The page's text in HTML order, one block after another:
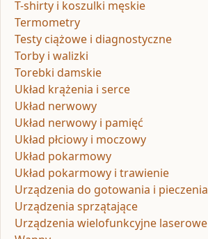
T-shirty i koszulki męskie
Termometry
Testy ciążowe i diagnostyczne
Torby i walizki
Torebki damskie
Układ krążenia i serce
Układ nerwowy
Układ nerwowy i pamięć
Układ płciowy i moczowy
Układ pokarmowy
Układ pokarmowy i trawienie
Urządzenia do gotowania i pieczenia
Urządzenia sprzątające
Urządzenia wielofunkcyjne laserowe